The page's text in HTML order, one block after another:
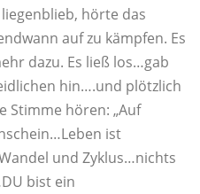
hörte das
auf zu kämpfen. Es
dazu. Es ließ los…gab
hin….und plötzlich
Stimme hören: „Auf
ist
und Zyklus…nichts
bist ein